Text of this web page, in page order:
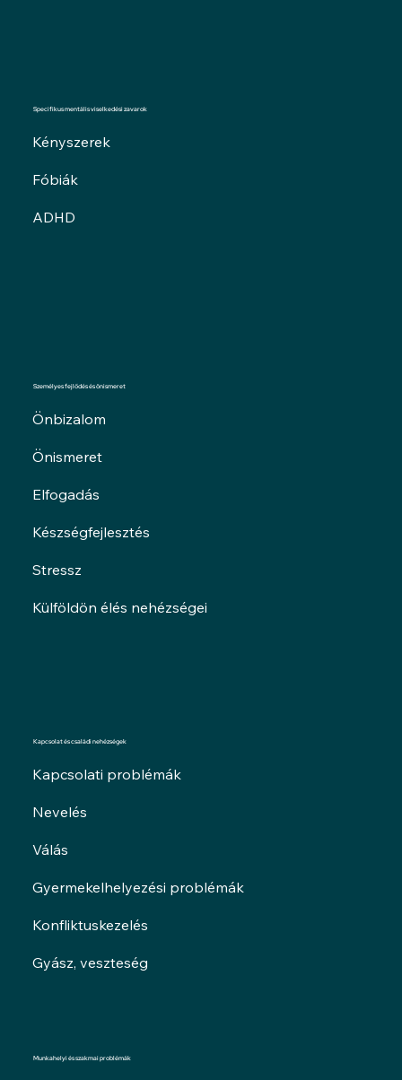
Specifikus mentális viselkedési zavarok
Kényszerek
Fóbiák
ADHD
Kapcsolat és családi nehézségek
Kapcsolati problémák
Nevelés
Válás
Gyermekelhelyezési problémák
Konfliktuskezelés
Gyász, veszteség
Személyes fejlődés és önismeret
Önbizalom
Önismeret
Elfogadás
Készségfejlesztés
Stressz
Külföldön élés nehézségei
Munkahelyi és szakmai problémák